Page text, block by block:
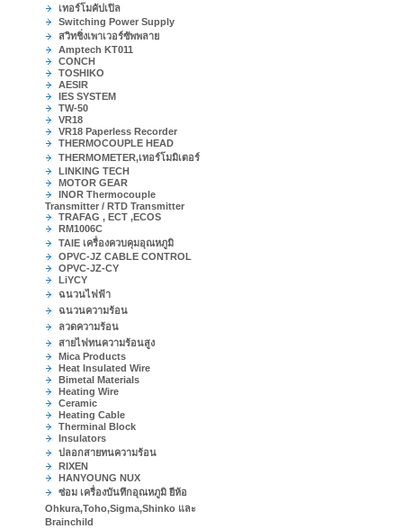
เทอร์โมคัปเปิล
Switching Power Supply
สวิทชิ่งเพาเวอร์ซัพพลาย
Amptech KT011
CONCH
TOSHIKO
AESIR
IES SYSTEM
TW-50
VR18
VR18 Paperless Recorder
THERMOCOUPLE HEAD
THERMOMETER,เทอร์โมมิเตอร์
LINKING TECH
MOTOR GEAR
INOR Thermocouple
Transmitter / RTD Transmitter
TRAFAG , ECT ,ECOS
RM1006C
TAIE เครื่องควบคุมอุณหภูมิ
OPVC-JZ CABLE CONTROL
OPVC-JZ-CY
LiYCY
ฉนวนไฟฟ้า
ฉนวนความร้อน
ลวดความร้อน
สายไฟทนความร้อนสูง
Mica Products
Heat Insulated Wire
Bimetal Materials
Heating Wire
Ceramic
Heating Cable
Therminal Block
Insulators
ปลอกสายทนความร้อน
RIXEN
HANYOUNG NUX
ซ่อม เครื่องบันทึกอุณหภูมิ ยีห้อ
Ohkura,Toho,Sigma,Shinko และ
Brainchild